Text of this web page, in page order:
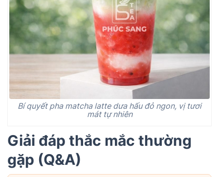
Bí quyết pha matcha latte dưa hấu đỏ ngon, vị tươi
mát tự nhiên
Giải đáp thắc mắc thường
gặp (Q&A)